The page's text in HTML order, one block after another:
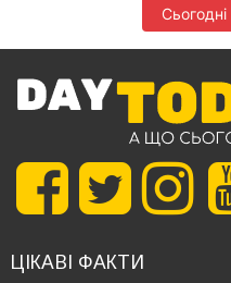
Сьогодні
ЦІКАВІ ФАКТИ